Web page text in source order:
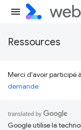
Ressources
Merci d'avoir participé
demande
Google utilise la